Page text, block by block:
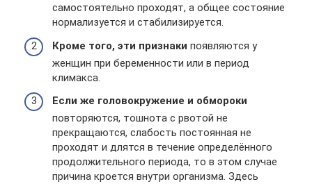
самостоятельно проходят, а общее состояние
нормализуется и стабилизируется.
Кроме того, эти признаки появляются у
женщин при беременности или в период
климакса.
Если же головокружение и обмороки
повторяются, тошнота с рвотой не
прекращаются, слабость постоянная не
проходят и длятся в течение определённого
продолжительного периода, то в этом случае
причина кроется внутри организма. Здесь